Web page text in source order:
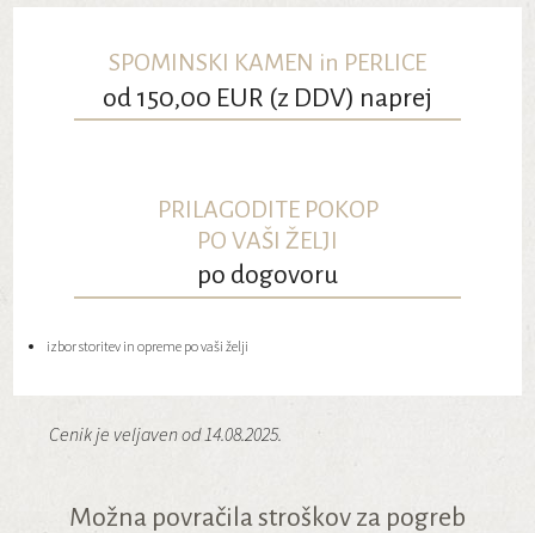
SPOMINSKI KAMEN in PERLICE
od 150,00 EUR (z DDV) naprej
PRILAGODITE POKOP
PO VAŠI ŽELJI
po dogovoru
izbor storitev in opreme po vaši želji
Cenik je veljaven od 14.08.2025.
Možna povračila stroškov za pogreb